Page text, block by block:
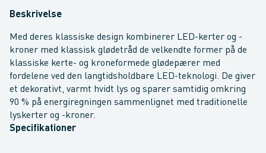
Beskrivelse
Med deres klassiske design kombinerer LED-kerter og -
kroner med klassisk glødetråd de velkendte former på de
klassiske kerte- og kroneformede glødepærer med
fordelene ved den langtidsholdbare LED-teknologi. De giver
et dekorativt, varmt hvidt lys og sparer samtidig omkring
90 % på energiregningen sammenlignet med traditionelle
lyskerter og -kroner.
Specifikationer